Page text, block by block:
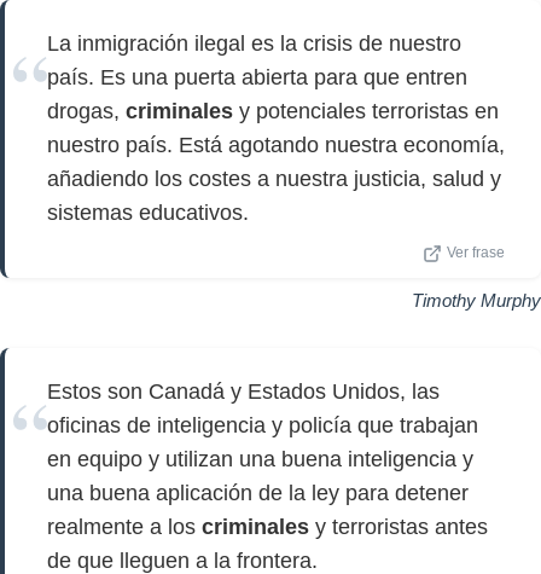
La inmigración ilegal es la crisis de nuestro
país. Es una puerta abierta para que entren
drogas, criminales y potenciales terroristas en
nuestro país. Está agotando nuestra economía,
añadiendo los costes a nuestra justicia, salud y
sistemas educativos.
Ver frase
Timothy Murphy
Estos son Canadá y Estados Unidos, las
oficinas de inteligencia y policía que trabajan
en equipo y utilizan una buena inteligencia y
una buena aplicación de la ley para detener
realmente a los criminales y terroristas antes
de que lleguen a la frontera.